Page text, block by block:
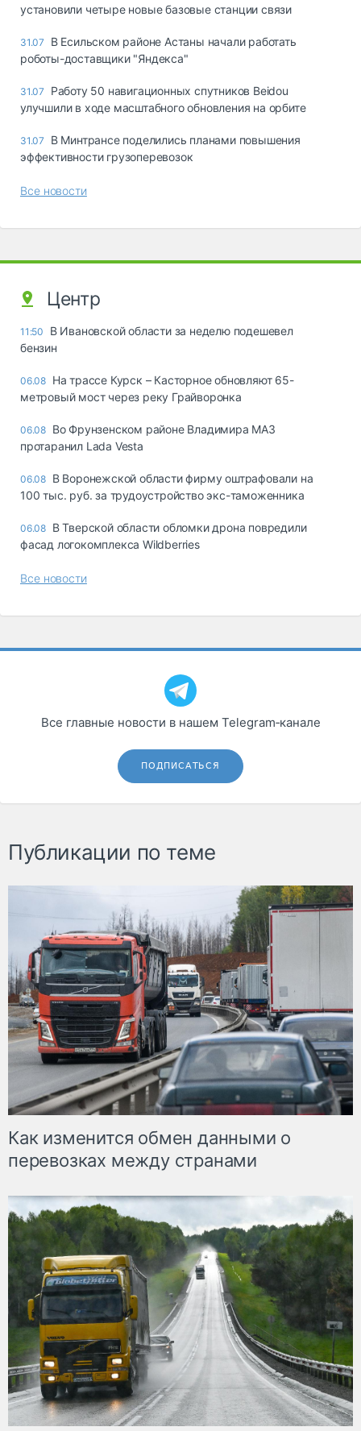
установили четыре новые базовые станции связи
31.07
В Есильском районе Астаны начали работать
роботы-доставщики "Яндекса"
31.07
Работу 50 навигационных спутников Beidou
улучшили в ходе масштабного обновления на орбите
31.07
В Минтрансе поделились планами повышения
эффективности грузоперевозок
Все новости
Центр
11:50
В Ивановской области за неделю подешевел
бензин
06.08 На трассе Курск – Касторное обновляют 65-
метровый мост через реку Грайворонка
06.08 Во Фрунзенском районе Владимира МАЗ
протаранил Lada Vesta
06.08 В Воронежской области фирму оштрафовали на
100 тыс. руб. за трудоустройство экс-таможенника
06.08 В Тверской области обломки дрона повредили
фасад логокомплекса Wildberries
Все новости
Все главные новости в нашем Telegram‑канале
ПОДПИСАТЬСЯ
Публикации по теме
Как изменится обмен данными о
перевозках между странами